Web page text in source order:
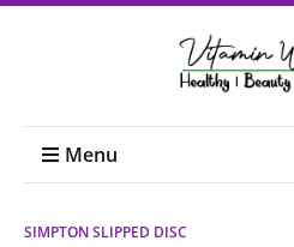
Menu
SIMPTON SLIPPED DISC